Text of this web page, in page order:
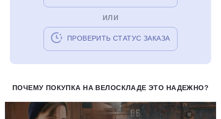
или
ПРОВЕРИТЬ СТАТУС ЗАКАЗА
ПОЧЕМУ ПОКУПКА НА ВЕЛОСКЛАДЕ ЭТО НАДЕЖНО?